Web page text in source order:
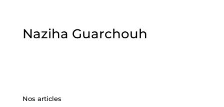
Naziha Guarchouh
Nos articles